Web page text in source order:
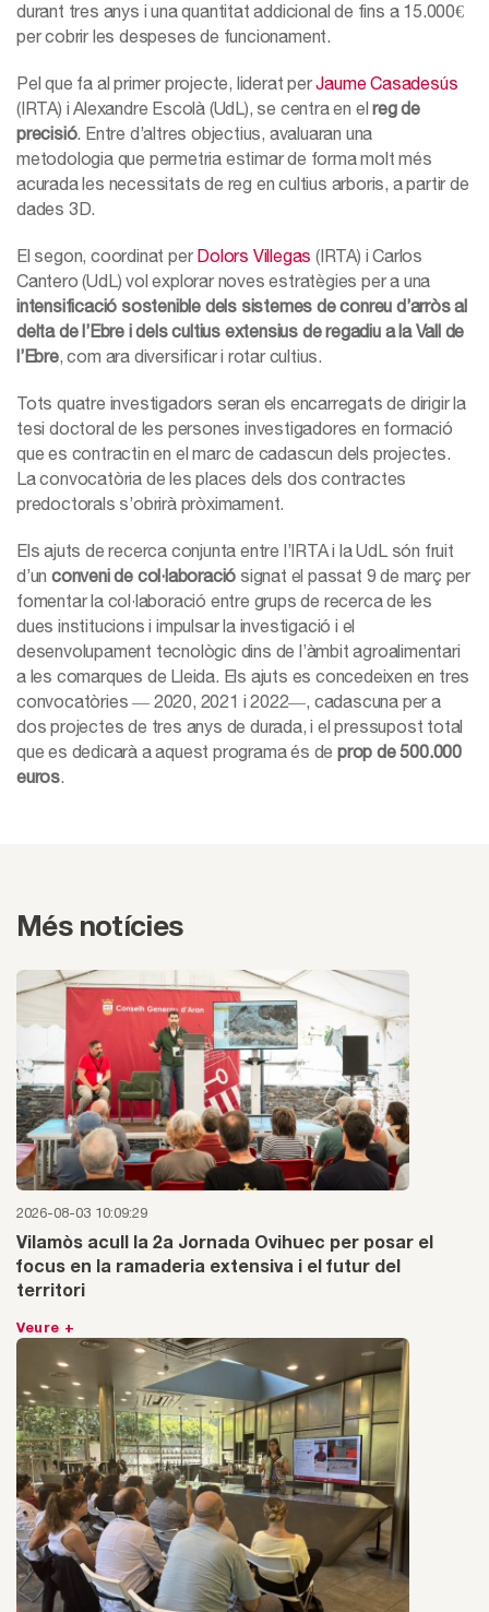
durant tres anys i una quantitat addicional de fins a 15.000€
per cobrir les despeses de funcionament.
Pel que fa al primer projecte, liderat perJaume Casadesús
(IRTA) i Alexandre Escolà (UdL), se centra en elreg de
precisió. Entre d’altres objectius, avaluaran una
metodologia que permetria estimar de forma molt més
acurada les necessitats de reg en cultius arboris, a partir de
dades 3D.
El segon, coordinat perDolors Villegas (IRTA) i Carlos
Cantero (UdL) vol explorar noves estratègies per a una
intensificació sostenible dels sistemes de conreu d’arròs al
delta de l’Ebre i dels cultius extensius de regadiu a la Vall de
l’Ebre, com ara diversificar i rotar cultius.
Tots quatre investigadors seran els encarregats de dirigir la
tesi doctoral de les persones investigadores en formació
que es contractin en el marc de cadascun dels projectes.
La convocatòria de les places dels dos contractes
predoctorals s’obrirà pròximament.
Els ajuts de recerca conjunta entre l’IRTA i la UdL són fruit
d’un conveni de col·laboració signat el passat 9 de març per
fomentar la col·laboració entre grups de recerca de les
dues institucions i impulsar la investigació i el
desenvolupament tecnològic dins de l’àmbit agroalimentari
a les comarques de Lleida. Els ajuts es concedeixen en tres
convocatòries ― 2020, 2021 i 2022―, cadascuna per a
dos projectes de tres anys de durada, i el pressupost total
que es dedicarà a aquest programa és de prop de 500.000
euros.
Més notícies
2026-08-03 10:09:29
Vilamòs acull la 2a Jornada Ovihuec per posar el
focus en la ramaderia extensiva i el futur del
territori
Veure +